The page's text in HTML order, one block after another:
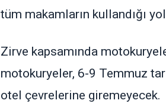
tüm makamların kullandığı
Zirve kapsamında
motokuryeler, 6-9 Temmuz
otel çevrelerine giremeyecek.